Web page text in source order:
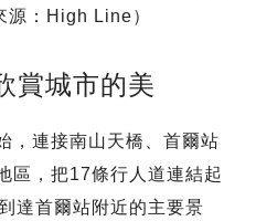
源：High Line）
賞城市的美
，連接南山天橋、首爾站
區，把17條行人道連結起
達首爾站附近的主要景